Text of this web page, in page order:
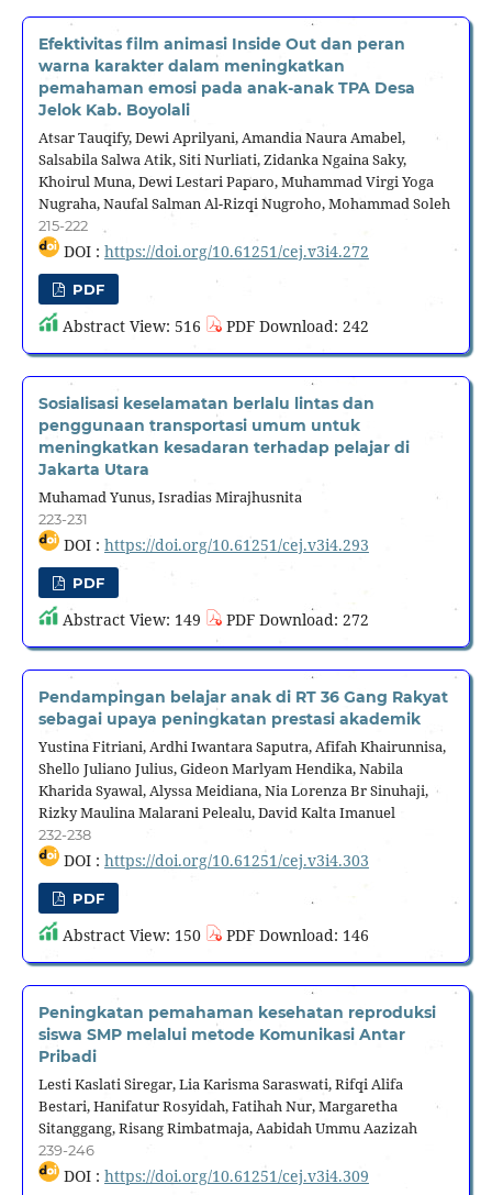
Efektivitas film animasi Inside Out dan peran
warna karakter dalam meningkatkan
pemahaman emosi pada anak-anak TPA Desa
Jelok Kab. Boyolali
Atsar Tauqify, Dewi Aprilyani, Amandia Naura Amabel,
Salsabila Salwa Atik, Siti Nurliati, Zidanka Ngaina Saky,
Khoirul Muna, Dewi Lestari Paparo, Muhammad Virgi Yoga
Nugraha, Naufal Salman Al-Rizqi Nugroho, Mohammad Soleh
215-222
DOI : https://doi.org/10.61251/cej.v3i4.272
PDF
Abstract View: 516 PDF Download: 242
Sosialisasi keselamatan berlalu lintas dan
penggunaan transportasi umum untuk
meningkatkan kesadaran terhadap pelajar di
Jakarta Utara
Muhamad Yunus, Isradias Mirajhusnita
223-231
DOI : https://doi.org/10.61251/cej.v3i4.293
PDF
Abstract View: 149 PDF Download: 272
Pendampingan belajar anak di RT 36 Gang Rakyat
sebagai upaya peningkatan prestasi akademik
Yustina Fitriani, Ardhi Iwantara Saputra, Afifah Khairunnisa,
Shello Juliano Julius, Gideon Marlyam Hendika, Nabila
Kharida Syawal, Alyssa Meidiana, Nia Lorenza Br Sinuhaji,
Rizky Maulina Malarani Pelealu, David Kalta Imanuel
232-238
DOI : https://doi.org/10.61251/cej.v3i4.303
PDF
Abstract View: 150 PDF Download: 146
Peningkatan pemahaman kesehatan reproduksi
siswa SMP melalui metode Komunikasi Antar
Pribadi
Lesti Kaslati Siregar, Lia Karisma Saraswati, Rifqi Alifa
Bestari, Hanifatur Rosyidah, Fatihah Nur, Margaretha
Sitanggang, Risang Rimbatmaja, Aabidah Ummu Aazizah
239-246
DOI : https://doi.org/10.61251/cej.v3i4.309